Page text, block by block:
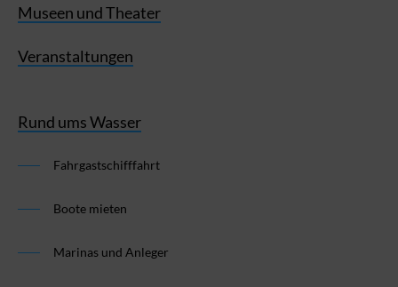
Museen und Theater
Veranstaltungen
Rund ums Wasser
Fahrgastschifffahrt
Boote mieten
Marinas und Anleger